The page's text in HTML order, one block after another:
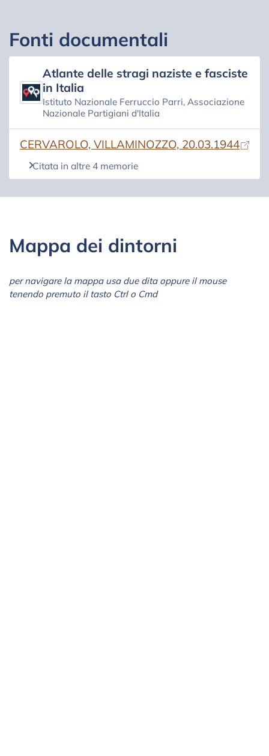
Fonti documentali
Atlante delle stragi naziste e fasciste
in Italia
Istituto Nazionale Ferruccio Parri, Associazione
Nazionale Partigiani d'Italia
CERVAROLO, VILLAMINOZZO, 20.03.1944
(si apre in una nuova scheda)
Citata in altre 4 memorie
Mappa dei dintorni
per navigare la mappa usa due dita oppure il mouse
tenendo premuto il tasto Ctrl o Cmd